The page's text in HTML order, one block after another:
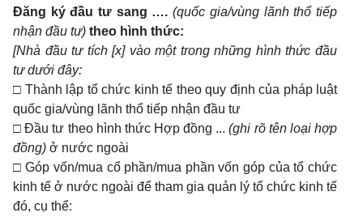
Đăng ký đầu tư sang ….(quốc gia/vùng lãnh thổ tiếp
nhận đầu tư) theo hình thức:
[Nhà đầu tư tích [x] vào một trong những hình thức đầu
tư dưới đây:
□ Thành lập tổ chức kinh tế theo quy định của pháp luật
quốc gia/vùng lãnh thổ tiếp nhận đầu tư
□ Đầu tư theo hình thức Hợp đồng ...(ghi rõ tên loại hợp
đồng) ở nước ngoài
□ Góp vốn/mua cổ phần/mua phần vốn góp của tổ chức
kinh tế ở nước ngoài để tham gia quản lý tổ chức kinh tế
đó, cụ thể: